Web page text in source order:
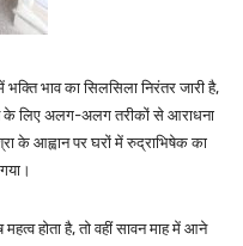
भाव का सिलसिला निरंतर जारी है,
के लिए अलग-अलग तरीकों से आराधना
के आह्वान पर घरों में रुद्राभिषेक का
होता है, तो वहीं सावन माह में आने